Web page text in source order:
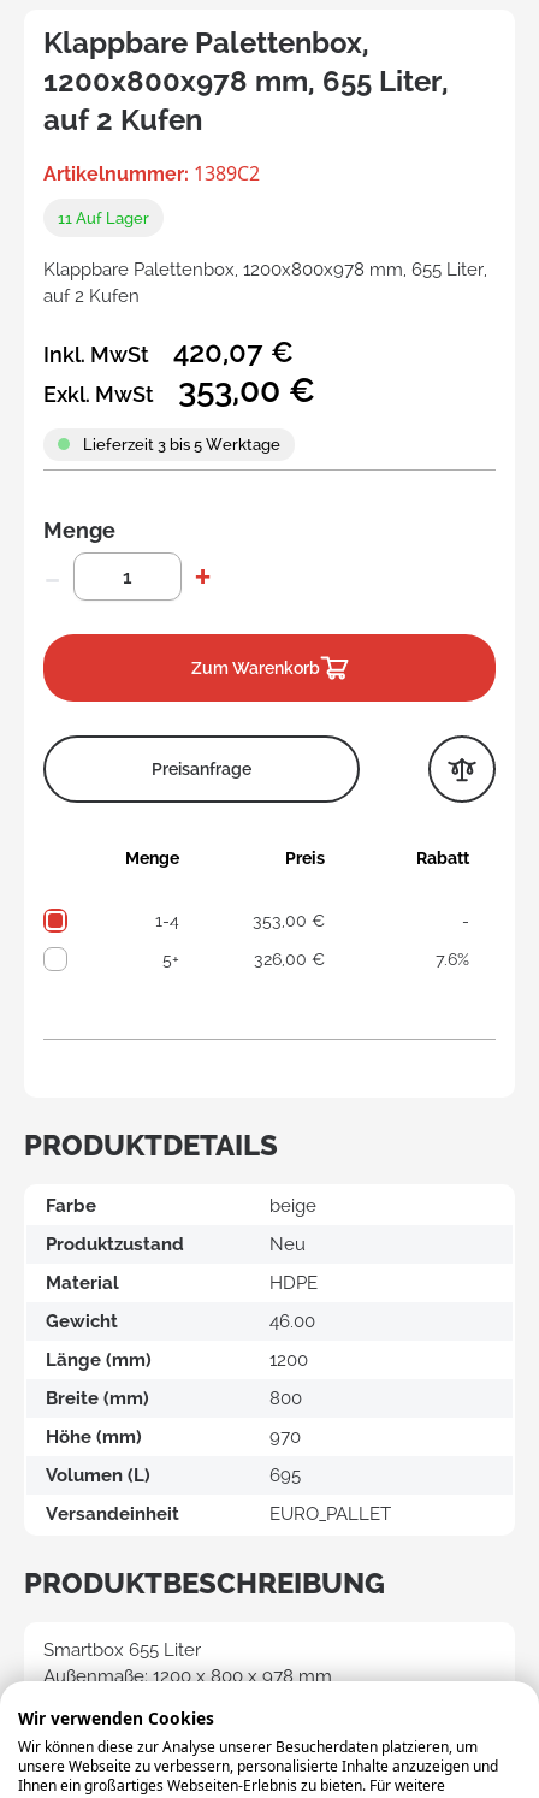
PRODUKTDETAILS
Farbe
beige
Produktzustand
Neu
Material
HDPE
Gewicht
46.00
Länge (mm)
1200
Breite (mm)
800
Höhe (mm)
970
Volumen (L)
695
Versandeinheit
EURO_PALLET
PRODUKTBESCHREIBUNG
Smartbox 655 Liter
Außenmaße: 1200 x 800 x 978 mm
auf 2 Kufen
mit geschlossenem Boden & Seitenwänden
Farbe: cremefarben / schwarz
Klappbare Palettenbox,
1200x800x978 mm, 655 Liter,
auf 2 Kufen
Artikelnummer: 1389C2
11 Auf Lager
Klappbare Palettenbox, 1200x800x978 mm, 655 Liter,
auf 2 Kufen
Inkl. MwSt 420,07 €
Exkl. MwSt 353,00 €
Lieferzeit 3 bis 5 Werktage
Menge
Zum Warenkorb
Preisanfrage
Menge Preis Rabatt
1-4 353,00 €
-
5+
326,00 € 7.6%
Wir verwenden Cookies
Wir können diese zur Analyse unserer Besucherdaten platzieren, um
unsere Webseite zu verbessern, personalisierte Inhalte anzuzeigen und
Ihnen ein großartiges Webseiten-Erlebnis zu bieten. Für weitere